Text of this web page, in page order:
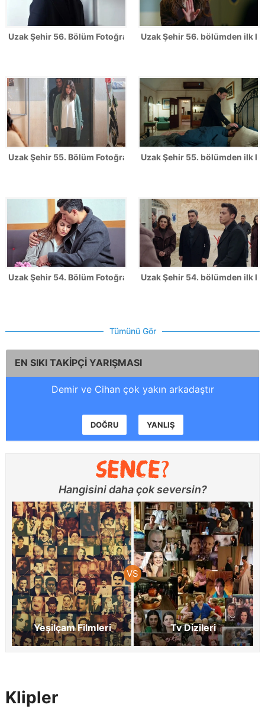
Uzak Şehir 56. Bölüm FotoğraflarıUzak Şehir 56. bölümden ilk
Uzak Şehir 55. Bölüm FotoğraflarıUzak Şehir 55. bölümden ilk
Uzak Şehir 54. Bölüm FotoğraflarıUzak Şehir 54. bölümden ilk
Tümünü Gör
EN SIKI TAKİPÇİ YARIŞMASI
Demir ve Cihan çok yakın arkadaştır
DOĞRU YANLIŞ
Hangisini daha çok seversin?
Yeşilçam Filmleri Tv Dizileri
Klipler